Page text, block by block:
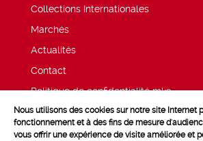
Collections Internationales
Marchés
Actualités
Contact
Politique de confidentialité mk2
Mentions légales
Nous utilisons des cookies sur notre site Internet
fonctionnement et à des fins de mesure
vous offrir une expérience de visite améliorée et